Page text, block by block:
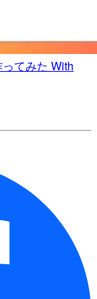
てみた With